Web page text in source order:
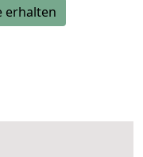
erhalten